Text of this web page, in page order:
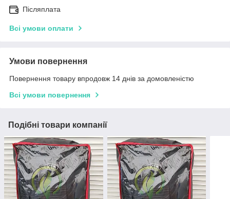
Післяплата
Всі умови оплати
Умови повернення
Повернення товару впродовж 14 днів за домовленістю
Всі умови повернення
Подібні товари компанії